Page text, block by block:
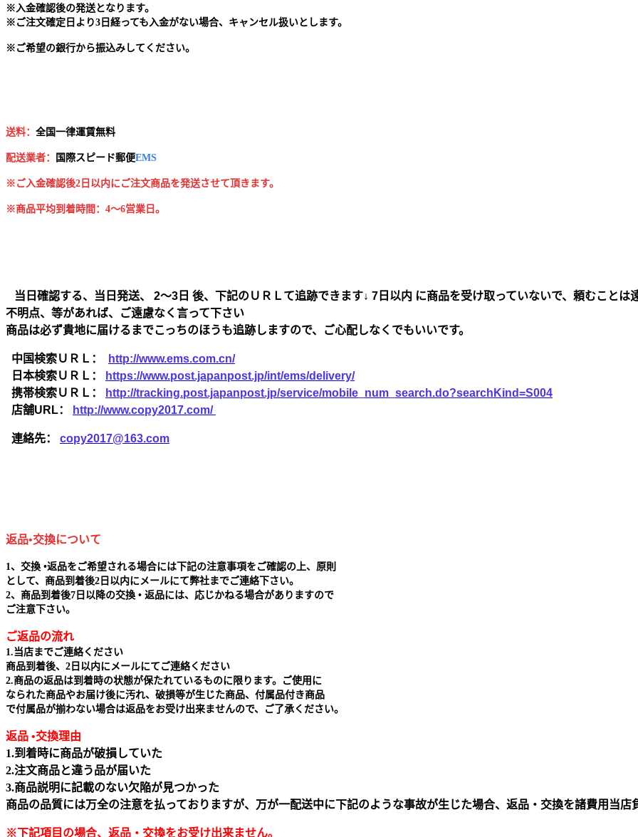
※ 入金確認後の発送となります。
※ ご注文確定日より3日経っても入金がない場合、キャンセル扱いとします。
※ ご希望の銀行から振込みしてください。
送料： 全国一律運賃無料
配送業者： 国 際スピード郵便EMS
※ご入金確認後2日以内にご注文商品を発送させて頂きます。
※商品平均到着時間：4～6営業日。
当日確認する、当日発送、 2～3日 後、下記のＵＲＬて追跡できます↓ 7日以内 に商品を受け取っていないで、頼むこと
不明点、等があれば、ご遠慮なく言って下さい
商品は必ず貴地に届けるまでこっちのほうも追跡しますので、ご心配しなくでもいいです。
中国検索ＵＲＬ：
http://www.ems.com.cn/
日本検索ＵＲＬ：
https://www.post.japanpost.jp/int/ems/delivery/
携帯検索ＵＲＬ：
http://tracking.post.japanpost.jp/service/mobile_num_search.do?searchKind=S004
店舗URL：
http://www.copy2017.com/
連絡先： copy2017@163.com
返品•交換について
1、交換 •返品をご希望される場合には下記の注意事項をご確認の上、原則
として、商品到着後2日以内にメールにて弊社までご連絡下さい。
2、商品到着後7日以降の交換 • 返品には、応じかねる場合がありますので
ご注意下さい。
ご返品の流れ
1.当店までご連絡ください
商品到着後、2日以内にメールにてご連絡ください
2.商品の返品は到着時の状態が保たれているものに限ります。ご使用に
なられた商品やお届け後に汚れ、破損等が生じた商品、付属品付き商品
で付属品が揃わない場合は返品をお受け出来ませんので、ご了承ください。
返品 •交換理由
1.到着時に商品が破損していた
2.注文商品と違う品が届いた
3.商品説明に記載のない欠陥が見つかった
商品の品質には万全の注意を払っておりますが、万が一配送中に下記のような事故が生じた場合、返品・交換を諸費用当店
※下記項目の場合、返品・交換をお受け出来ません｡